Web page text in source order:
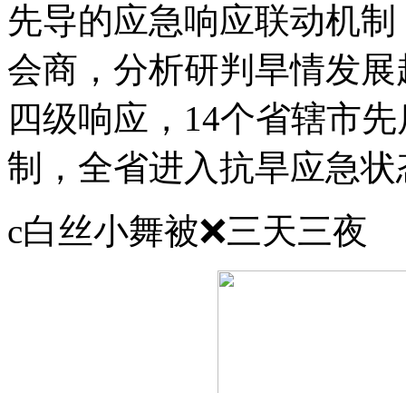
先导的应急响应联动机
会商，分析研判旱情发
四级响应，14个省辖市
制，全省进入抗旱应急状
c白丝小舞被❌三天